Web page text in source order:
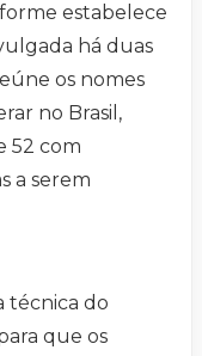
estabelece
há duas
os nomes
no Brasil,
52 com
a serem
técnica do
que os